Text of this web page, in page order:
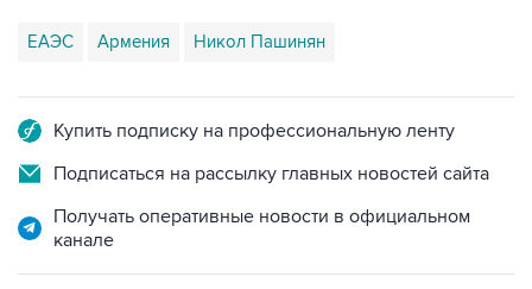
ЕАЭС Армения Никол Пашинян
Купить подписку на профессиональную ленту
Подписаться на рассылку главных новостей сайта
Получать оперативные новости в официальном
канале